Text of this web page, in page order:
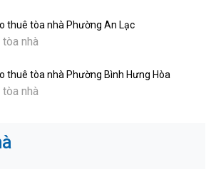
thuê tòa nhà Phường An Lạc
tòa nhà
thuê tòa nhà Phường Bình Hưng Hòa
tòa nhà